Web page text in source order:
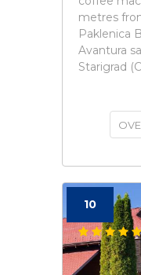
metres
Paklenica
Avantura
Starigrad
10